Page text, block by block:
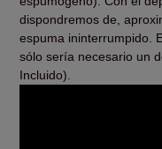
dispondremos de,
espuma ininterrumpido.
sólo sería necesario un
Incluido).